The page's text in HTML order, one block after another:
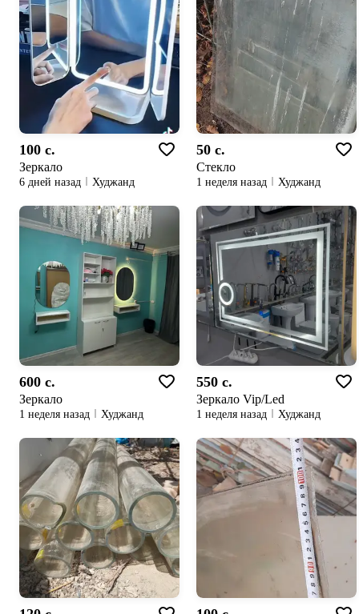
100 c.
Зеркало
6 дней назад Худжанд
50 c.
Стекло
1 неделя назад Худжанд
600 c.
Зеркало
1 неделя назад Худжанд
550 c.
Зеркало Vip/Led
1 неделя назад Худжанд